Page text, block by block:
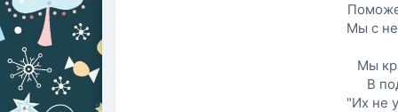
Мы с
Мы
В
"Их не